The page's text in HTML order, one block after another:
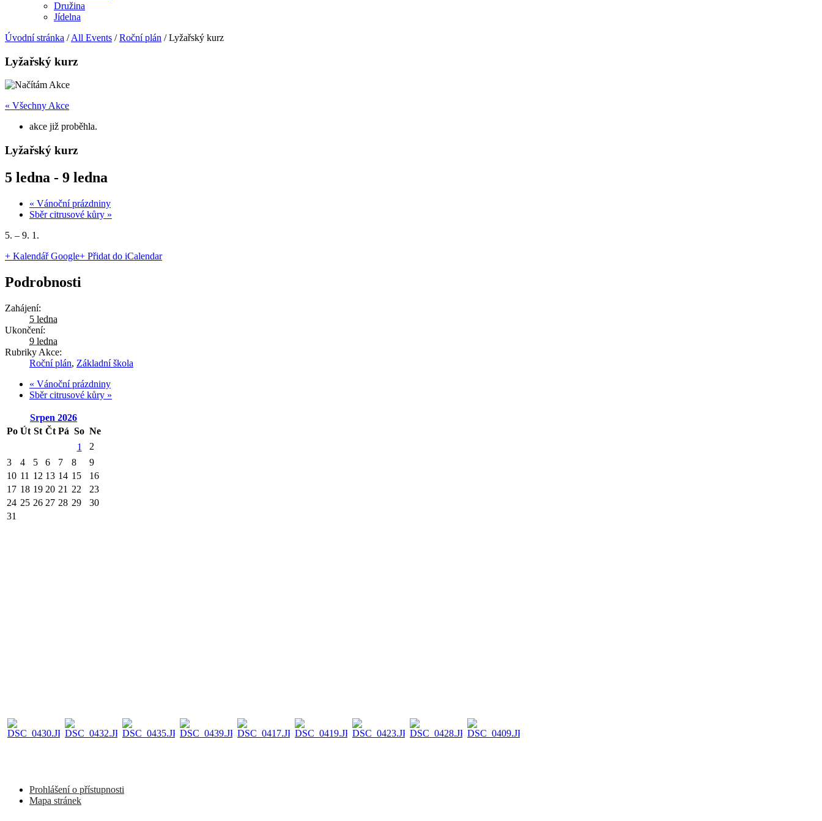
Družina
Jídelna
Úvodní stránka /All Events /Roční plán /Lyžařský kurz
Lyžařský kurz
« Všechny Akce
akce již proběhla.
Lyžařský kurz
5 ledna - 9 ledna
« Vánoční prázdniny
Sběr citrusové kůry »
5. – 9. 1.
+ Kalendář Google+ Přidat do iCalendar
Podrobnosti
Zahájení:
5 ledna
Ukončení:
9 ledna
Rubriky Akce:
Roční plán, Základní škola
« Vánoční prázdniny
Sběr citrusové kůry »
Srpen 2026
Po Út St Čt Pá So Ne
1
2
3
4 5 6 7 8
9
10 11 12 13 14 15
16
17 18 19 20 21 22
23
24 25 26 27 28 29
30
31
Prohlášení o přístupnosti
Mapa stránek